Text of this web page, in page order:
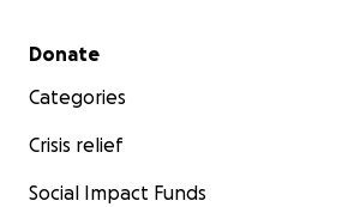
Secondary menu
Donate
Categories
Crisis relief
Social Impact Funds